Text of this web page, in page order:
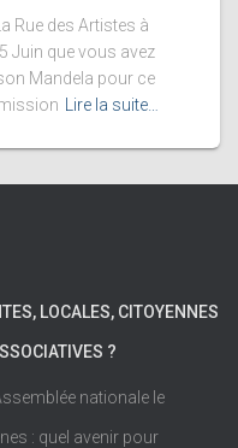
Rue des Artistes à
Juin que vous avez
Mandela pour ce
Lire la suite…
LOCALES, CITOYENNES
?
nationale le
: quel avenir pour